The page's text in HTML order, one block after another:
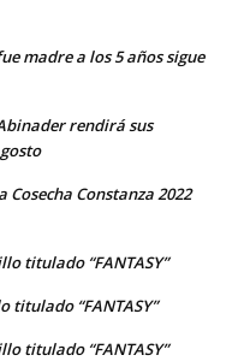
madre a los 5 años sigue
rendirá sus
Cosecha Constanza 2022
titulado “FANTASY”
titulado “FANTASY”
titulado “FANTASY”